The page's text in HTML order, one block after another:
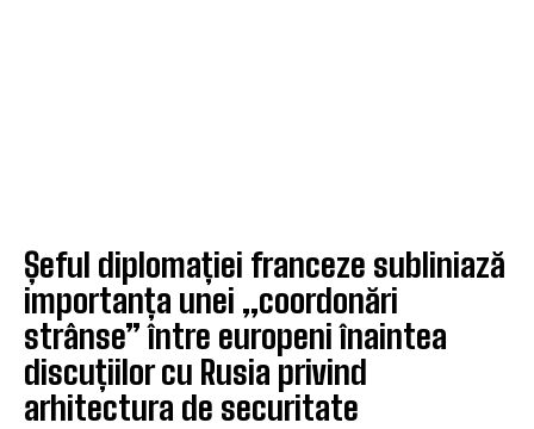
Șeful diplomației franceze subliniază
importanța unei „coordonări
strânse” între europeni înaintea
discuțiilor cu Rusia privind
arhitectura de securitate